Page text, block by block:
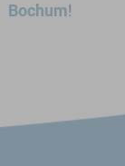
Bochum!